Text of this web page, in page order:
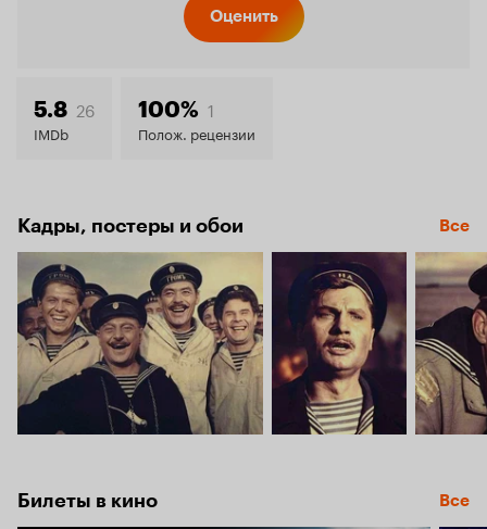
7.3
Оценить
5.8 26
IMDb
100% 1
Полож. рецензии
Кадры, постеры и обои Все
Билеты в кино Все